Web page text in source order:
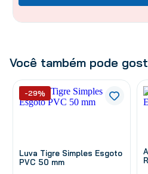
Você também pode
Luva Tigre Simples Esgoto
PVC 50 mm
-29%